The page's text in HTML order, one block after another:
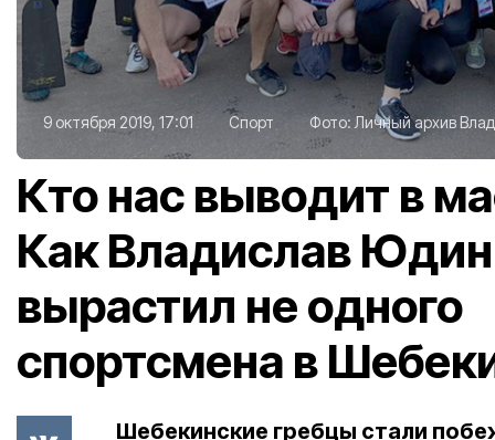
9 октября 2019, 17:01 Спорт Фото: Личный архив
Кто нас выводит в
Как Владислав Юдин
вырастил не одного
спортсмена в
Шебекинские гребцы стали